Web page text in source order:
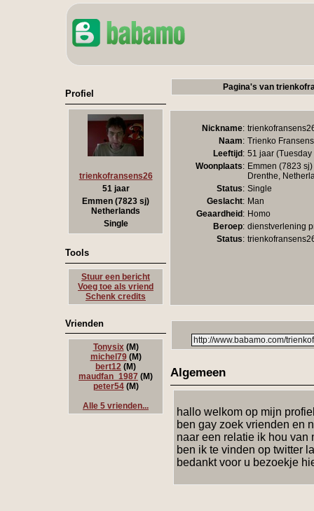
Profiel
trienkofransens26
51 jaar
Emmen (7823 sj)
Netherlands
Single
Tools
Stuur een bericht
Voeg toe als vriend
Schenk credits
Vrienden
Tonysix(M)
michel79(M)
bert12 (M)
maudfan_1987 (M)
peter54(M)
Alle 5 vrienden...
Pagina's van
Nickname:
Naam: Trienko Fransens
Leeftijd : 51 jaar
Woonplaats: Emmen (7823 sj)
Drenthe,
Status: Single
Geslacht: Man
Geaardheid : Homo
Beroep: dienstverlening
Status:
Algemeen
hallo welkom op mijn
ben gay zoek vrienden en
naar een relatie ik hou van
ben ik te vinden op twitter
bedankt voor u bezoekje